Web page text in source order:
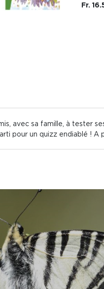
Fr.
avec sa famille, à tester
pour un quizz endiablé ! A